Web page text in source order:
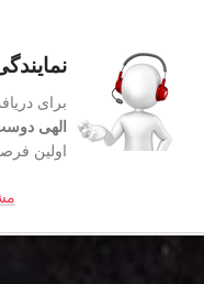
برای
الهی
اولین